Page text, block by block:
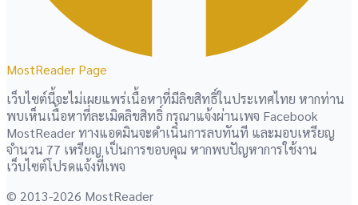
MostReader Page
เว็บไซต์นี้จะไม่เผยแพร่เนื้อหาที่มีลิขสิทธิ์ในประเทศไทย หากท่าน
พบเห็นเนื้อหาที่ละเมิดลิขสิทธิ์ กรุณาแจ้งผ่านเพจ Facebook
MostReader ทางแอดมินจะดำเนินการลบทันที และมอบเหรียญ
จำนวน 77 เหรียญ เป็นการขอบคุณ หากพบปัญหาการใช้งาน
เว็บไซต์โปรดแจ้งที่เพจ
© 2013-2026 MostReader